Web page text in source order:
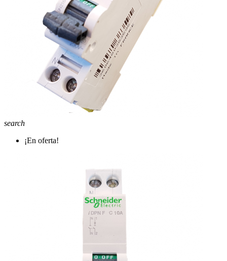
search
¡En oferta!